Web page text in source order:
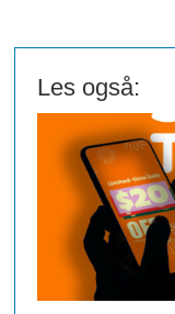
Les også: